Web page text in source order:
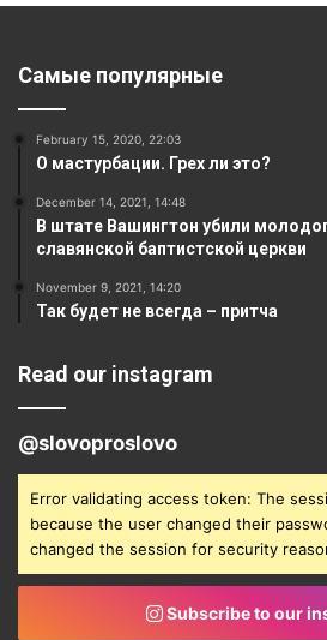
Самые популярные
February 15, 2020, 22:03
О мастурбации. Грех ли это?
December 14, 2021, 14:48
В штате Вашингтон убили
славянской баптистской церкви
November 9, 2021, 14:20
Так будет не всегда – притча
Read our instagram
@slovoproslovo
Error validating access token: The
because the user changed their
changed the session for security
Subscribe to our